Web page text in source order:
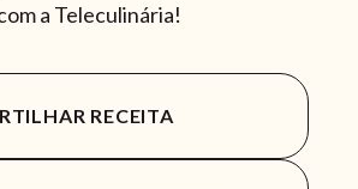
a Teleculinária!
RECEITA